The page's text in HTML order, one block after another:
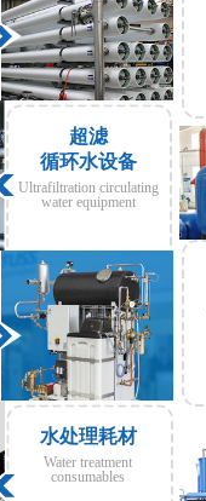
超滤
循环水设备
Ultrafiltration circulating
water equipment
水处理耗材
Water treatment
consumables